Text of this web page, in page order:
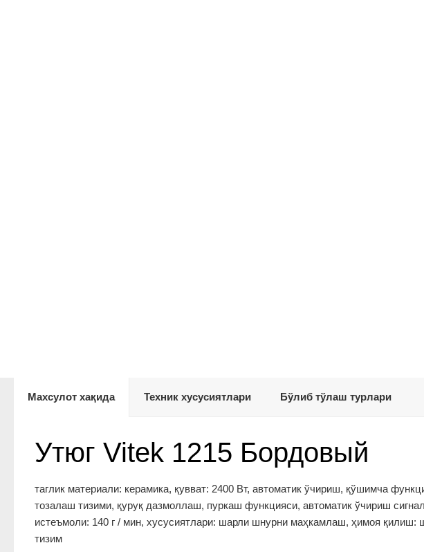
Махсулот хақида Техник хусусиятлари Бўлиб тўлаш турлари
Утюг Vitek 1215 Бордовый
таглик материали: керамика, қувват: 2400 Вт, автоматик ўчириш, қўшимча
тозалаш тизими, қуруқ дазмоллаш, пуркаш функцияси, автоматик ўчириш
истеъмоли: 140 г / мин, хусусиятлари: шарли шнурни маҳкамлаш, ҳимоя қилиш:
тизим